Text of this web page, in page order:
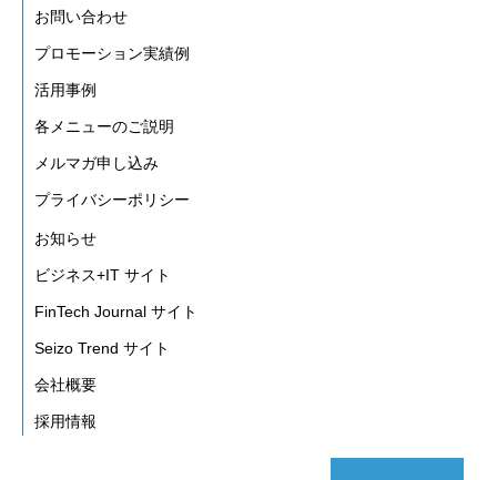
お問い合わせ
プロモーション実績例
活用事例
各メニューのご説明
メルマガ申し込み
プライバシーポリシー
お知らせ
ビジネス+IT サイト
FinTech Journal サイト
Seizo Trend サイト
会社概要
採用情報